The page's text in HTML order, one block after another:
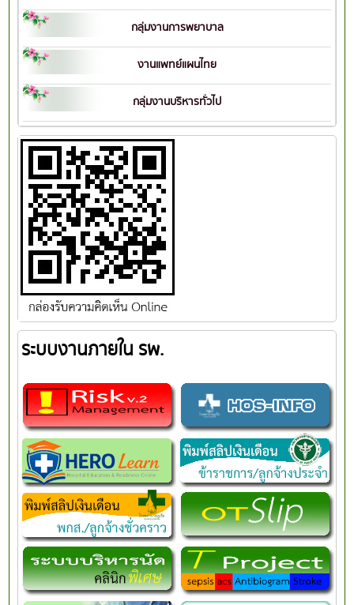
กลุ่มงานการพยาบาล
งานแพทย์แผนไทย
กลุ่มงานบริหารทั่วไป
ระบบงานภายใน รพ.